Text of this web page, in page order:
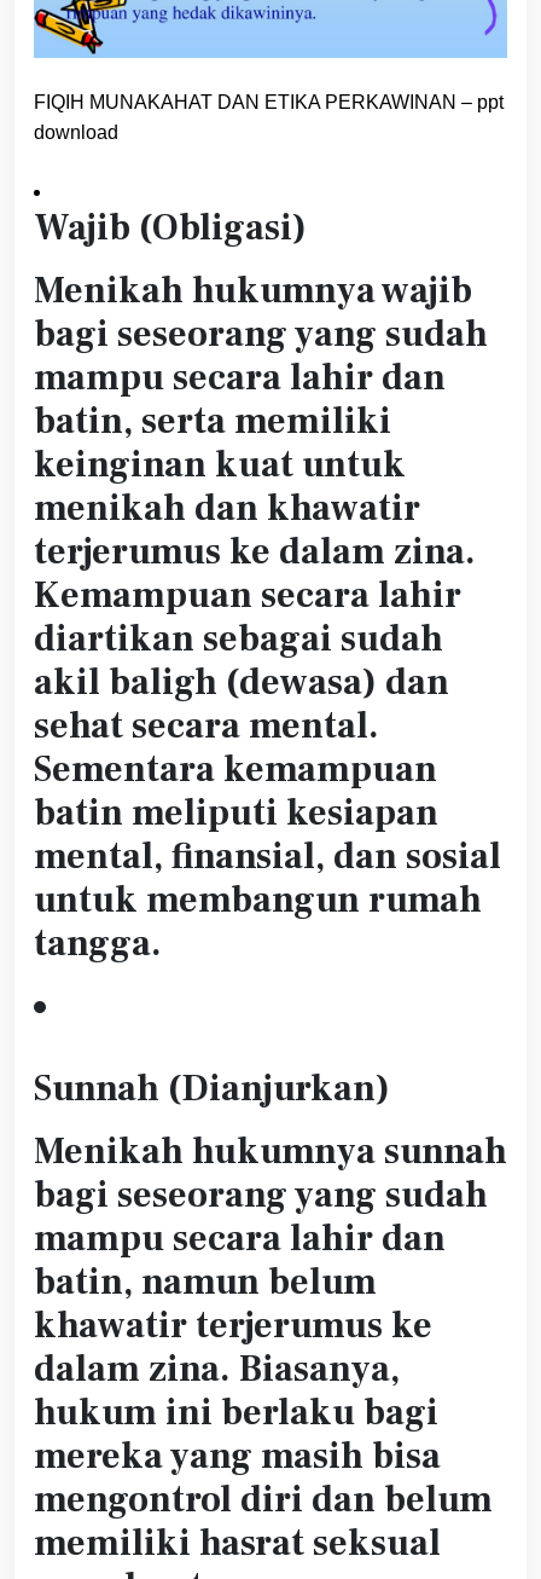
FIQIH MUNAKAHAT DAN ETIKA PERKAWINAN – ppt
download
Wajib (Obligasi)
Menikah hukumnya wajib
bagi seseorang yang sudah
mampu secara lahir dan
batin, serta memiliki
keinginan kuat untuk
menikah dan khawatir
terjerumus ke dalam zina.
Kemampuan secara lahir
diartikan sebagai sudah
akil baligh (dewasa) dan
sehat secara mental.
Sementara kemampuan
batin meliputi kesiapan
mental, finansial, dan sosial
untuk membangun rumah
tangga.
Sunnah (Dianjurkan)
Menikah hukumnya sunnah
bagi seseorang yang sudah
mampu secara lahir dan
batin, namun belum
khawatir terjerumus ke
dalam zina. Biasanya,
hukum ini berlaku bagi
mereka yang masih bisa
mengontrol diri dan belum
memiliki hasrat seksual